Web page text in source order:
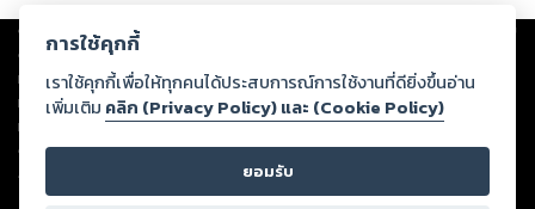
Copyright © 2026
ต่อผลงานหรือเนื้อหาใดที่อัปโหลดผ่านเว็บไซต์และปรากฏว่าละเมิดสิทธิใน
ทรัพย์สินทางปัญญาของบุคคลอื่นหรือขัดต่อกฎหมายและศีลธรรม ดังนั้น ผู้อ่าน
ทุกท่านโปรดใช้วิจารณญาณในการกลั่นกรองด้วยตนเอง และหากท่านพบว่าส่วน
หนึ่งส่วนใดขัดต่อกฎหมายและศีลธรรม กรุณาแจ้งมายังบริษัท เพื่อทีมงานจะได้
ดำเนินการในทันที ทั้งนี้ ทางสตอรี่ล็อกขอสงวนลิขสิทธิ์ตามพระราชบัญญัติ
ลิขสิทธิ์ พ.ศ. 2537 (ฉบับล่าสุด)
การใช้คุกกี้
เราใช้คุกกี้เพื่อให้ทุกคนได้ประสบการณ์การใช้งานที่ดียิ่งขึ้นอ่าน
เพิ่มเติม คลิก (Privacy Policy) และ (Cookie Policy)
ยอมรับ